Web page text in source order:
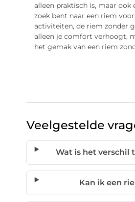
alleen praktisch is, maar
zoek bent naar een riem
activiteiten, de riem zonder
alleen je comfort verhoogt,
het gemak van een riem
Veelgestelde
Wat is het verschil
Kan ik een